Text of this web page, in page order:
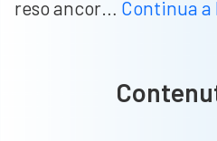
reso ancor… Continua a